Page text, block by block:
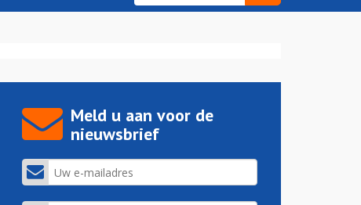
Meld u aan voor de
nieuwsbrief